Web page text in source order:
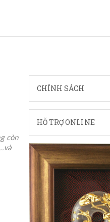
còn
CHÍNH SÁCH
HỖ TRỢ ONLINE